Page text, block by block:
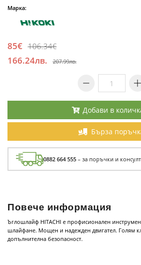
Марка:
85€ 106.34€
166.24лв. 207.99лв.
Добави в
Бърза
0882 664 555 – за поръчки и
Повече информация
Ъглошлайф HITACHI е профисионален
шлайфане. Мощен и надежден двигател. Голям
допълнителна безопасност.